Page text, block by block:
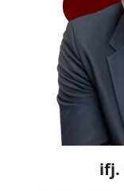
ifj.